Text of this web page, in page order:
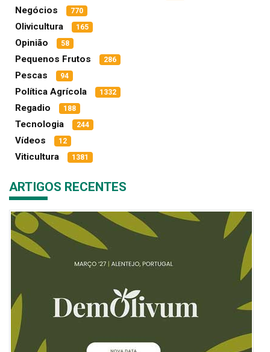
Negócios 770
Olivicultura 165
Opinião 58
Pequenos Frutos 286
Pescas 94
Política Agrícola 1332
Regadio 188
Tecnologia 244
Vídeos 12
Viticultura 1381
ARTIGOS RECENTES